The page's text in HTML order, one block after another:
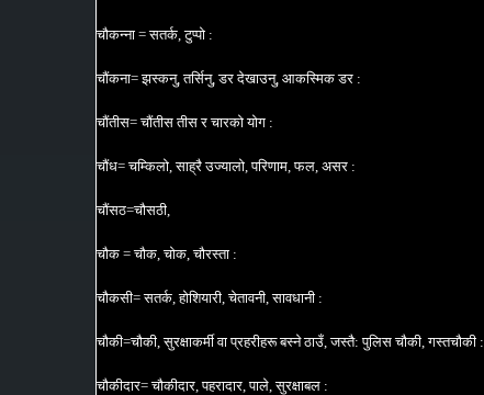
चौकन्ना = सतर्क, टुप्पो :
चौंकना= झस्कनु, तर्सिनु, डर देखाउनु, आकस्मिक डर :
चौंतीस= चौंतीस तीस र चारको योग :
चौंध= चम्किलो, साह्रै उज्यालो, परिणाम, फल, असर :
चौंसठ=चौसठी,
चौक = चौक, चोक, चौरस्ता :
चौकसी= सतर्क, होशियारी, चेतावनी, सावधानी :
चौकी=चौकी, सुरक्षाकर्मी वा प्रहरीहरू बस्ने ठाउँ, जस्तै: पुलिस चौकी, गस्तचौकी :
चौकीदार= चौकीदार, पहरादार, पाले, सुरक्षाबल :